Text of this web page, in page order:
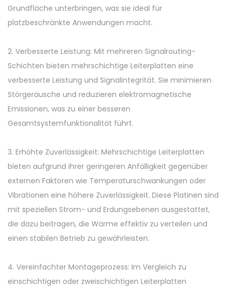
Grundfläche unterbringen, was sie ideal für
platzbeschränkte Anwendungen macht.
2. Verbesserte Leistung: Mit mehreren Signalrouting-
Schichten bieten mehrschichtige Leiterplatten eine
verbesserte Leistung und Signalintegrität. Sie minimieren
Störgeräusche und reduzieren elektromagnetische
Emissionen, was zu einer besseren
Gesamtsystemfunktionalität führt.
3. Erhöhte Zuverlässigkeit: Mehrschichtige Leiterplatten
bieten aufgrund ihrer geringeren Anfälligkeit gegenüber
externen Faktoren wie Temperaturschwankungen oder
Vibrationen eine höhere Zuverlässigkeit. Diese Platinen sind
mit speziellen Strom- und Erdungsebenen ausgestattet,
die dazu beitragen, die Wärme effektiv zu verteilen und
einen stabilen Betrieb zu gewährleisten.
4. Vereinfachter Montageprozess: Im Vergleich zu
einschichtigen oder zweischichtigen Leiterplatten